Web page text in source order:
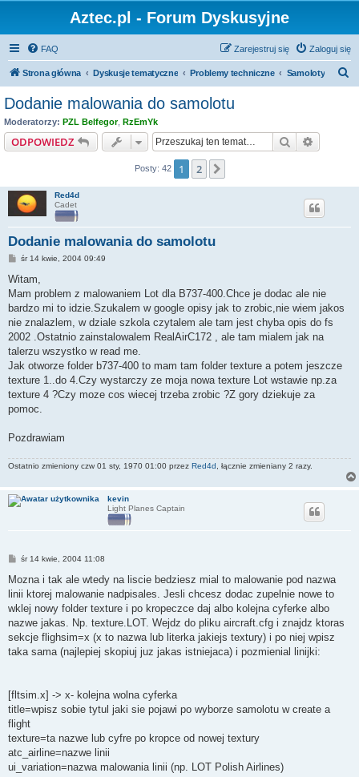
Aztec.pl - Forum Dyskusyjne
FAQ Zaloguj się
Zarejestruj się
Strona główna Dyskusje tematyczne Problemy techniczne Samoloty
Dodanie malowania do samolotu
Moderatorzy: PZL Belfegor, RzEmYk
ODPOWIEDZ Szukaj
Posty: 42 1 2
Red4d
Cadet
Dodanie malowania do samolotu
P
s
śr 14 kwie, 2004 09:49
Witam,
Mam problem z malowaniem Lot dla B737-400.Chce je dodac ale nie
bardzo mi to idzie.Szukalem w google opisy jak to zrobic,nie wiem jakos
nie znalazlem, w dziale szkola czytalem ale tam jest chyba opis do fs
2002 .Ostatnio zainstalowalem RealAirC172 , ale tam mialem jak na
talerzu wszystko w read me.
Jak otworze folder b737-400 to mam tam folder texture a potem jeszcze
texture 1..do 4.Czy wystarczy ze moja nowa texture Lot wstawie np.za
texture 4 ?Czy moze cos wiecej trzeba zrobic ?Z gory dziekuje za
pomoc.
Pozdrawiam
Ostatnio zmieniony czw 01 sty, 1970 01:00 przez Red4d , łącznie zmieniany 2 razy.
kevin
Light Planes Captain
P
s
śr 14 kwie, 2004 11:08
Mozna i tak ale wtedy na liscie bedziesz mial to malowanie pod nazwa
linii ktorej malowanie nadpisales. Jesli chcesz dodac zupelnie nowe to
wklej nowy folder texture i po kropeczce daj albo kolejna cyferke albo
nazwe jakas. Np. texture.LOT. Wejdz do pliku aircraft.cfg i znajdz ktoras
sekcje flighsim=x (x to nazwa lub literka jakiejs textury) i po niej wpisz
taka sama (najlepiej skopiuj juz jakas istniejaca) i pozmienial linijki:
[fltsim.x] -> x- kolejna wolna cyferka
title=wpisz sobie tytul jaki sie pojawi po wyborze samolotu w create a
flight
texture=ta nazwe lub cyfre po kropce od nowej textury
atc_airline=nazwe linii
ui_variation=nazwa malowania linii (np. LOT Polish Airlines)